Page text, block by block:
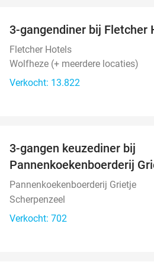
3-gangendiner bij Fletcher
Fletcher Hotels
Wolfheze (+ meerdere locaties)
Verkocht: 13.822
3-gangen keuzediner bij
Pannenkoekenboerderij
Pannenkoekenboerderij Grietje
Scherpenzeel
Verkocht: 702